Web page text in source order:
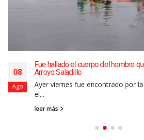
08
Ago
Fue hallado el cuerpo del hombre
Arroyo Saladillo
Ayer viernes fue encontrado por
el...
leer más